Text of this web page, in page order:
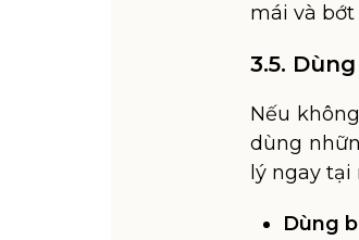
mái và bớt
3.5.
Nếu
dùng
lý ngay tại
Dùng